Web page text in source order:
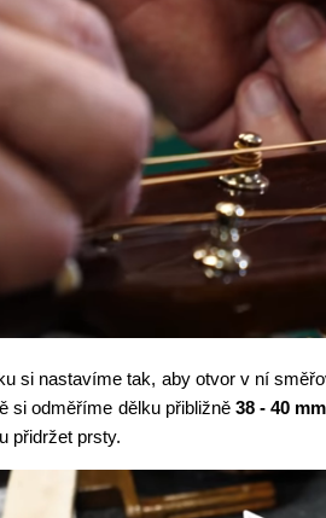
si nastavíme tak, aby otvor v ní
si odměříme dělku přibližně 38 - 40 mm
přidržet prsty.